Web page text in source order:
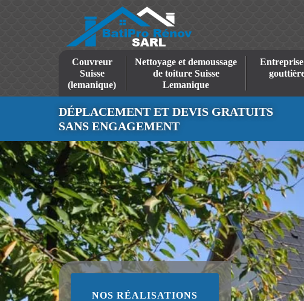
Couvreur
Suisse
(lemanique)
Nettoyage et demoussage
de toiture Suisse
Lemanique
Entreprise
DÉPLACEMENT ET DEVIS GRATUITS
SANS ENGAGEMENT
NOS RÉALISATIONS